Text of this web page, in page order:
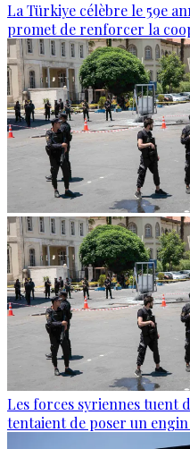
La Türkiye célèbre le 59e
promet de renforcer la
Les forces syriennes tuent
tentaient de poser un